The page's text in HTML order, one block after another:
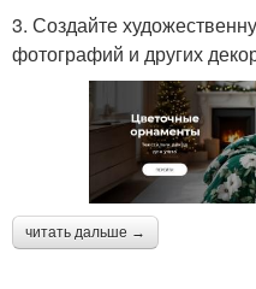
3. Создайте
фотографий и других
читать дальше →